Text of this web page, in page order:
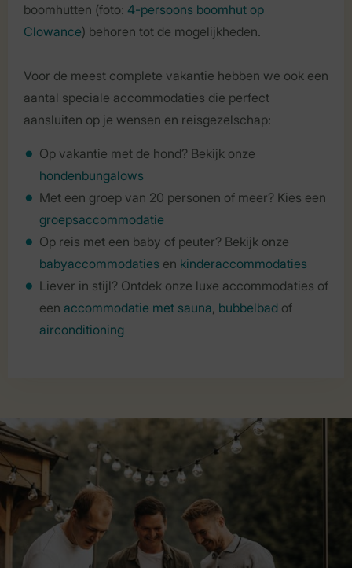
boomhutten (foto: 4-persoons boomhut op
Clowance) behoren tot de mogelijkheden.
Voor de meest complete vakantie hebben we ook een
aantal speciale accommodaties die perfect
aansluiten op je wensen en reisgezelschap:
Op vakantie met de hond? Bekijk onze
hondenbungalows
Met een groep van 20 personen of meer? Kies een
groepsaccommodatie
Op reis met een baby of peuter? Bekijk onze
babyaccommodaties en kinderaccommodaties
Liever in stijl? Ontdek onze luxe accommodaties of
een accommodatie met sauna, bubbelbad of
airconditioning